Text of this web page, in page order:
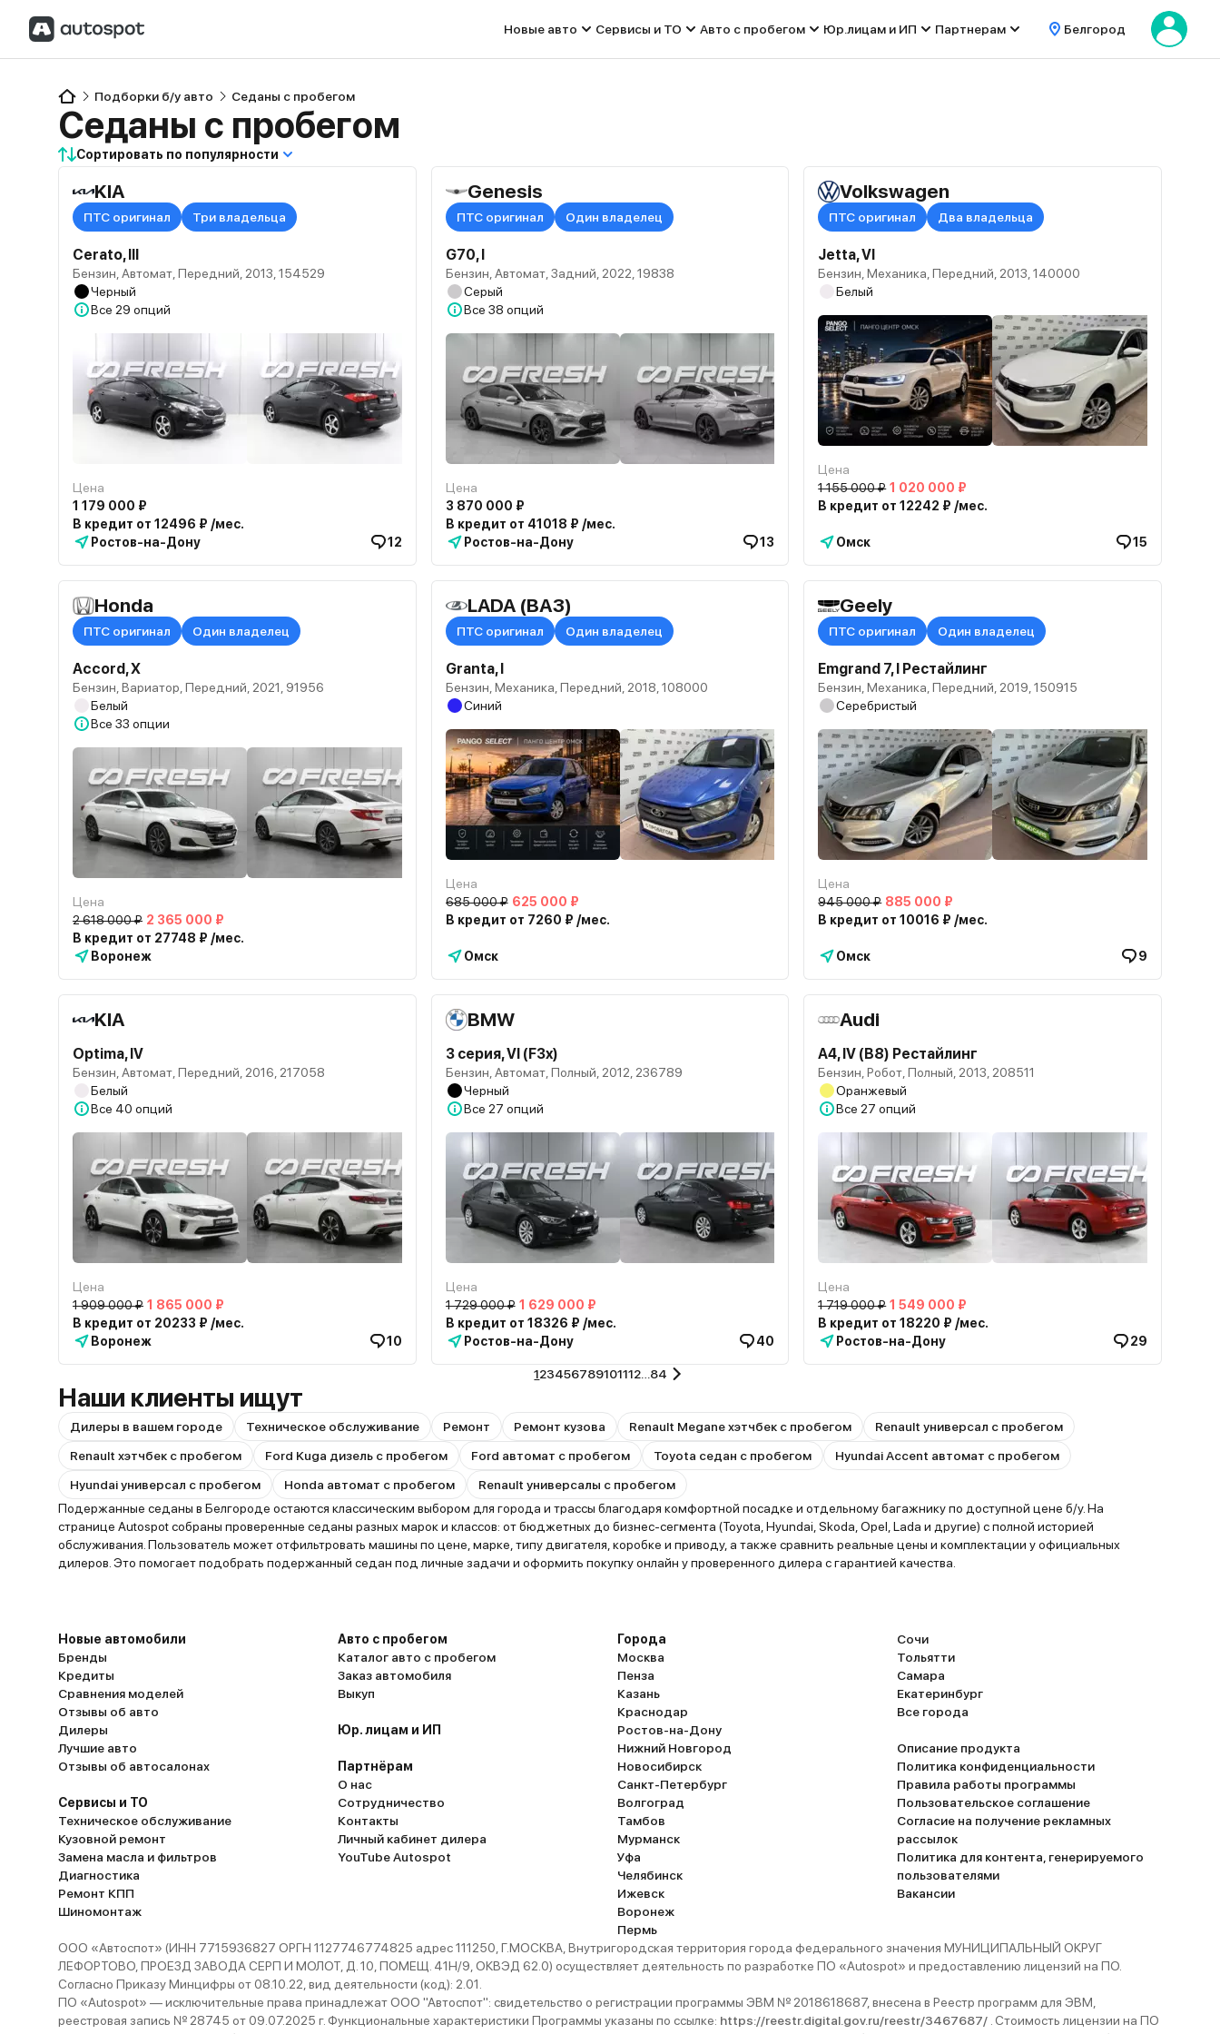
Новые авто Сервисы и ТО Авто с пробегом Юр.лицам и ИП Партнерам Белгород
Подборки б/у авто Седаны с пробегом
Седаны с пробегом
Сортировать по популярности
KIA
ПТС оригинал Три владельца
Cerato, III
Бензин, Автомат, Передний, 2013, 154529
Черный
Все 29 опций
Цена
1 179 000 ₽
В кредит от 12496 ₽ /мес.
Ростов-на-Дону
12
Genesis
ПТС оригинал Один владелец
G70, I
Бензин, Автомат, Задний, 2022, 19838
Серый
Все 38 опций
Цена
3 870 000 ₽
В кредит от 41018 ₽ /мес.
Ростов-на-Дону
13
Volkswagen
ПТС оригинал Два владельца
Jetta, VI
Бензин, Механика, Передний, 2013, 140000
Белый
Цена
1 155 000 ₽ 1 020 000 ₽
В кредит от 12242 ₽ /мес.
Омск 15
Honda
ПТС оригинал Один владелец
Accord, X
Бензин, Вариатор, Передний, 2021, 91956
Белый
Все 33 опции
Цена
2 618 000 ₽ 2 365 000 ₽
В кредит от 27748 ₽ /мес.
Воронеж
LADA (ВАЗ)
ПТС оригинал Один владелец
Granta, I
Бензин, Механика, Передний, 2018, 108000
Синий
Цена
685 000 ₽ 625 000 ₽
В кредит от 7260 ₽ /мес.
Омск
Geely
ПТС оригинал Один владелец
Emgrand 7, I Рестайлинг
Бензин, Механика, Передний, 2019, 150915
Серебристый
Цена
945 000 ₽ 885 000 ₽
В кредит от 10016 ₽ /мес.
Омск 9
KIA
Optima, IV
Бензин, Автомат, Передний, 2016, 217058
Белый
Все 40 опций
Цена
1 909 000 ₽ 1 865 000 ₽
В кредит от 20233 ₽ /мес.
Воронеж
10
BMW
3 серия, VI (F3x)
Бензин, Автомат, Полный, 2012, 236789
Черный
Все 27 опций
Цена
1 729 000 ₽ 1 629 000 ₽
В кредит от 18326 ₽ /мес.
Ростов-на-Дону
40
Audi
A4, IV (B8) Рестайлинг
Бензин, Робот, Полный, 2013, 208511
Оранжевый
Все 27 опций
Цена
1 719 000 ₽ 1 549 000 ₽
В кредит от 18220 ₽ /мес.
Ростов-на-Дону
29
123456789101112 84
Наши клиенты ищут
Дилеры в вашем городе Техническое обслуживание Ремонт Ремонт кузова Renault Megane хэтчбек с пробегом
Renault универсал с пробегом
Renault хэтчбек с пробегом
Ford Kuga дизель с пробегом Ford автомат с пробегом Toyota седан с пробегом
Hyundai Accent автомат с пробегом
Hyundai универсал с пробегом
Honda автомат с пробегом
Renault универсалы с пробегом
Подержанные седаны в Белгороде остаются классическим выбором для города и трассы благодаря комфортной посадке и отдельному багажнику по доступной цене б/у. На
странице Autospot собраны проверенные седаны разных марок и классов: от бюджетных до бизнес-сегмента (Toyota, Hyundai, Skoda, Opel, Lada и другие) с полной историей
обслуживания. Пользователь может отфильтровать машины по цене, марке, типу двигателя, коробке и приводу, а также сравнить реальные цены и комплектации у официальных
дилеров. Это помогает подобрать подержанный седан под личные задачи и оформить покупку онлайн у проверенного дилера с гарантией качества.
Новые автомобили
Бренды
Кредиты
Сравнения моделей
Отзывы об авто
Дилеры
Лучшие авто
Отзывы об автосалонах
Сервисы и ТО
Техническое обслуживание
Кузовной ремонт
Замена масла и фильтров
Диагностика
Ремонт КПП
Шиномонтаж
Авто с пробегом
Каталог авто с пробегом
Заказ автомобиля
Выкуп
Юр. лицам и ИП
Партнёрам
О нас
Сотрудничество
Контакты
Личный кабинет дилера
YouTube Autospot
Города
Москва
Пенза
Казань
Краснодар
Ростов-на-Дону
Нижний Новгород
Новосибирск
Санкт-Петербург
Волгоград
Тамбов
Мурманск
Уфа
Челябинск
Ижевск
Воронеж
Пермь
Сочи
Тольятти
Самара
Екатеринбург
Все города
Описание продукта
Политика конфиденциальности
Правила работы программы
Пользовательское соглашение
Согласие на получение рекламных
рассылок
Политика для контента, генерируемого
пользователями
Вакансии
ООО «Автоспот» (ИНН 7715936827 ОРГН 1127746774825 адрес 111250, Г.МОСКВА, Внутригородская территория города федерального значения МУНИЦИПАЛЬНЫЙ ОКРУГ
ЛЕФОРТОВО, ПРОЕЗД ЗАВОДА СЕРП И МОЛОТ, Д. 10, ПОМЕЩ. 41Н/9, ОКВЭД 62.0) осуществляет деятельность по разработке ПО «Autospot» и предоставлению лицензий на ПО.
Согласно Приказу Минцифры от 08.10.22, вид деятельности (код): 2.01.
ПО «Autospot» — исключительные права принадлежат ООО "Автоспот": свидетельство о регистрации программы ЭВМ № 2018618687, внесена в Реестр программ для ЭВМ,
реестровая запись № 28745 от 09.07.2025 г. Функциональные характеристики Программы указаны по ссылке: https://reestr.digital.gov.ru/reestr/3467687/ . Стоимость лицензии на ПО